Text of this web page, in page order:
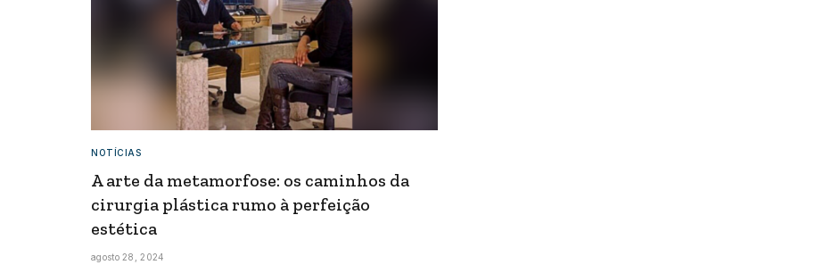
NOTÍCIAS
A arte da metamorfose: os caminhos da
cirurgia plástica rumo à perfeição
estética
agosto 28, 2024